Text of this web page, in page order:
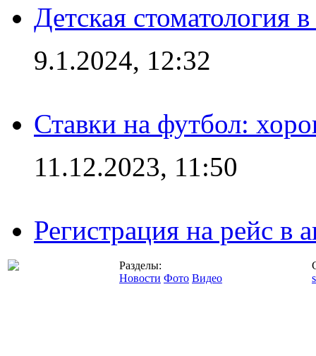
Детская стоматология
9.1.2024, 12:32
Ставки на футбол:
11.12.2023, 11:50
Регистрация на рейс в
Разделы:
Новости Фото Видео